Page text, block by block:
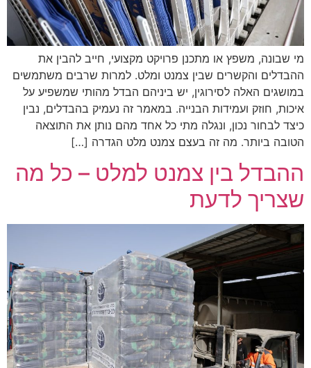
מי שבונה, משפץ או מתכנן פרויקט מקצועי, חייב להבין את
ההבדלים והקשרים שבין צמנט ומלט. למרות שרבים משתמשים
במושגים האלה לסירוגין, יש ביניהם הבדל מהותי שמשפיע על
איכות, חוזק ועמידות הבנייה. במאמר זה נעמיק בהבדלים, נבין
כיצד לבחור נכון, ונגלה מתי כל אחד מהם נותן את התוצאה
הטובה ביותר. מה זה בעצם צמנט מלט הגדרה […]
ההבדל בין צמנט למלט – כל מה
שצריך לדעת